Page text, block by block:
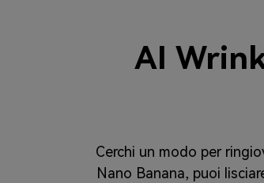
AI
Cerchi un modo per
Nano Banana, puoi